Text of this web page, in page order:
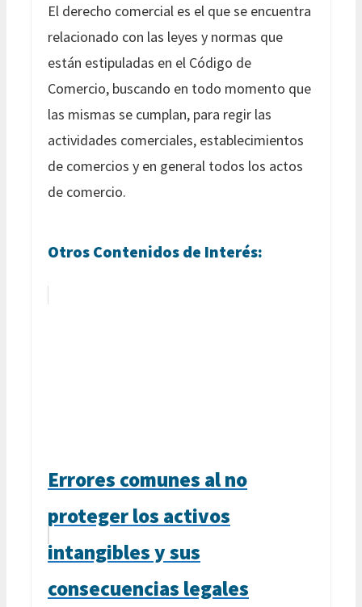
El derecho comercial es el que se encuentra
relacionado con las leyes y normas que
están estipuladas en el Código de
Comercio, buscando en todo momento que
las mismas se cumplan, para regir las
actividades comerciales, establecimientos
de comercios y en general todos los actos
de comercio.
Otros Contenidos de Interés:
Errores comunes al no
proteger los activos
intangibles y sus
consecuencias legales